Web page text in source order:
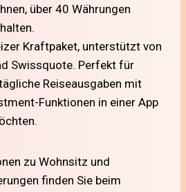
über 40 Währungen
Kraftpaket, unterstützt von
Swissquote. Perfekt für
Reiseausgaben mit
Funktionen in einer App
zu Wohnsitz und
finden Sie beim